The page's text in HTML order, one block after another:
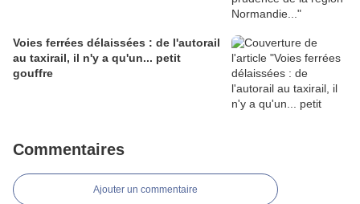
Voies ferrées délaissées : de l'autorail
au taxirail, il n'y a qu'un... petit
gouffre
Commentaires
Ajouter un commentaire